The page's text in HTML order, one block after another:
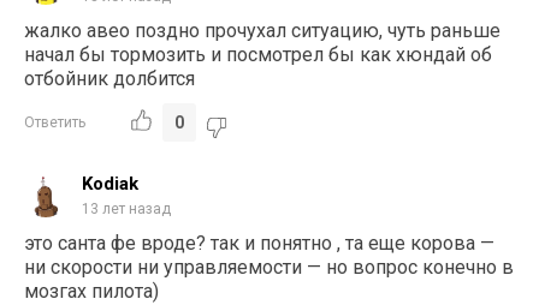
жалко авео поздно прочухал ситуацию, чуть раньше
начал бы тормозить и посмотрел бы как хюндай об
отбойник долбится
Ответить 0
Kodiak
13 лет назад
это санта фе вроде? так и понятно , та еще корова —
ни скорости ни управляемости — но вопрос конечно в
мозгах пилота)